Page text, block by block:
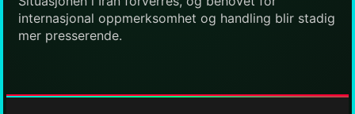
internasjonal oppmerksomhet og handling blir stadig
mer presserende.